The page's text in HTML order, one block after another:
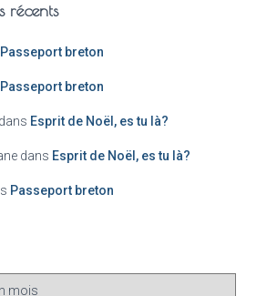
récents
Passeport breton
Passeport breton
dans Esprit de Noël, es tu là?
dans Esprit de Noël, es tu là?
Passeport breton